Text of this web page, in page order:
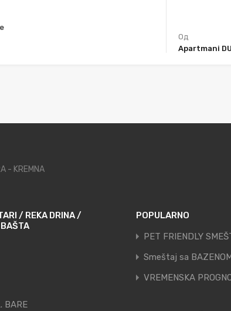
Од
Apartmani
- KREMNA
/ REKA DRINA /
BARE
POPULARNO
PET FRIENDLY
Smeštaj sa
VREMENSKA